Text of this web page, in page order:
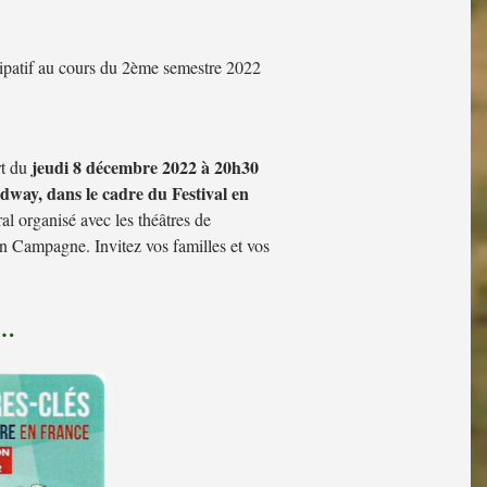
au cours du 2ème semestre 2022
du jeudi 8 décembre 2022 à 20h30
dans le cadre du Festival en
organisé avec les théâtres de
Campagne. Invitez vos familles et vos